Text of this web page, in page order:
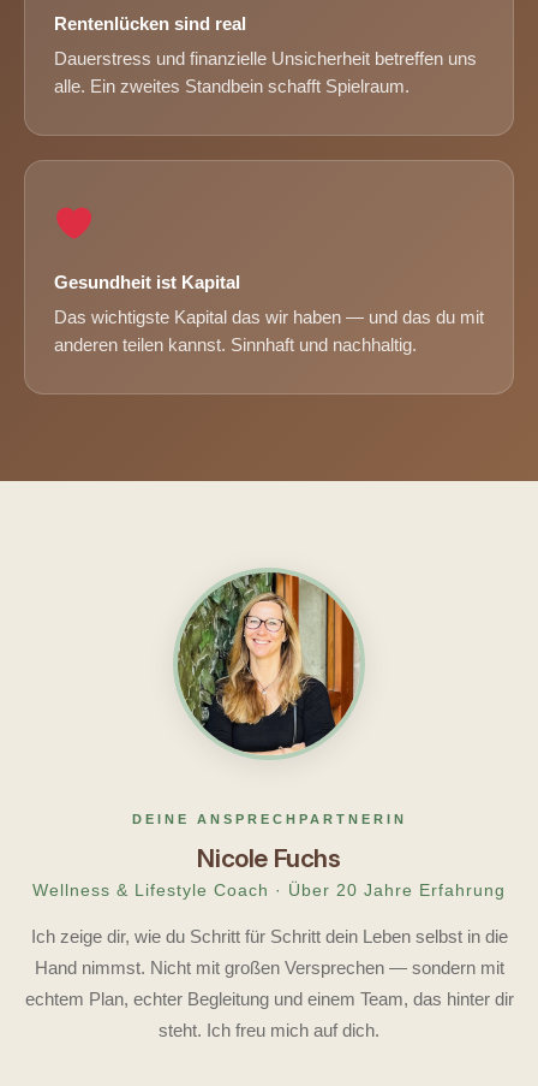
Rentenlücken sind real
Dauerstress und finanzielle Unsicherheit betreffen uns
alle. Ein zweites Standbein schafft Spielraum.
Gesundheit ist Kapital
Das wichtigste Kapital das wir haben — und das du mit
anderen teilen kannst. Sinnhaft und nachhaltig.
DEINE ANSPRECHPARTNERIN
Nicole Fuchs
Wellness & Lifestyle Coach · Über 20 Jahre Erfahrung
Ich zeige dir, wie du Schritt für Schritt dein Leben selbst in die
Hand nimmst. Nicht mit großen Versprechen — sondern mit
echtem Plan, echter Begleitung und einem Team, das hinter dir
steht. Ich freu mich auf dich.